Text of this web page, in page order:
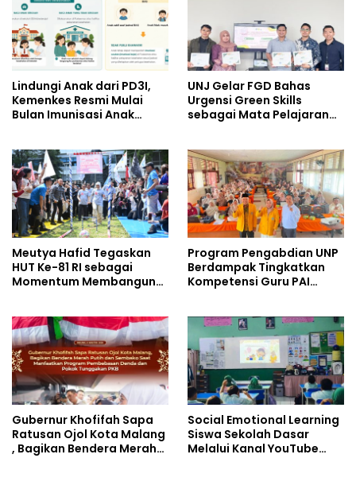
Lindungi Anak dari PD3I,
Kemenkes Resmi Mulai
Bulan Imunisasi Anak
UNJ Gelar FGD Bahas
Urgensi Green Skills
sebagai Mata Pelajaran
Perhotelan, dan UPW
Meutya Hafid Tegaskan
HUT Ke-81 RI sebagai
Momentum Membangun
Program Pengabdian UNP
Berdampak Tingkatkan
Kompetensi Guru PAI
Gubernur Khofifah Sapa
Ratusan Ojol Kota Malang
, Bagikan Bendera Merah
Social Emotional Learning
Siswa Sekolah Dasar
Melalui Kanal YouTube